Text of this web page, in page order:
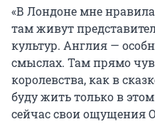
«В Лондоне мне
там живут
культур. Англия —
смыслах. Там прямо
королевства, как в
буду жить только в
сейчас свои ощущения